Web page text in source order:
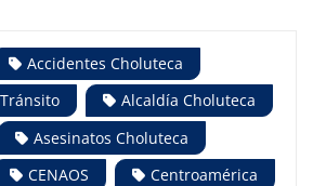
Accidentes Choluteca
Alcaldía Choluteca
Asesinatos Choluteca
CENAOS
Centroamérica